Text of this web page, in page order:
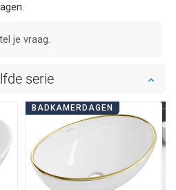
je vraag.
serie
BADKAMERDAGEN